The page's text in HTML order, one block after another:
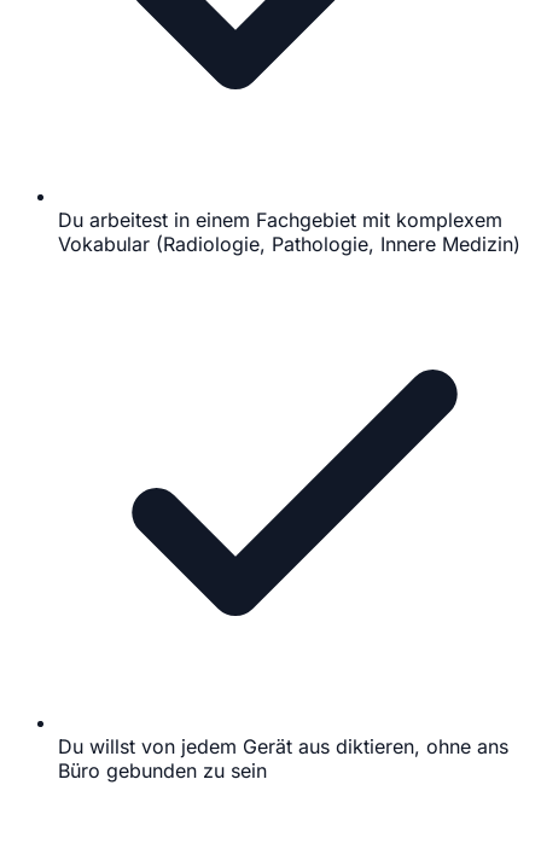
Du arbeitest in einem Fachgebiet mit komplexem
Vokabular (Radiologie, Pathologie, Innere Medizin)
Du willst von jedem Gerät aus diktieren, ohne ans
Büro gebunden zu sein